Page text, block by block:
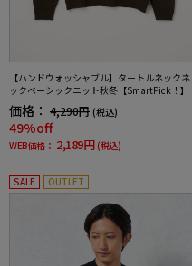
【ハンドウォッシャブル】タートルネックネ
ックベーシックニット秋冬【SmartPick！】
価格： 4,290円 (税込)
49%off
WEB価格： 2,189円 (税込)
SALE OUTLET